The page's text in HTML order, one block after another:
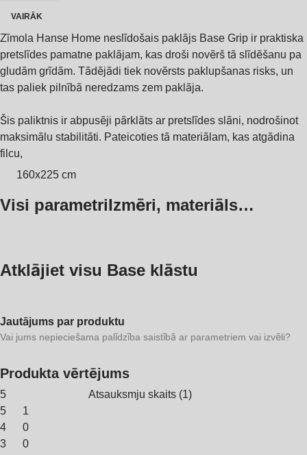
VAIRĀK
Zīmola Hanse Home neslīdošais paklājs Base Grip ir praktiska
pretslīdes pamatne paklājam, kas droši novērš tā slīdēšanu pa
gludām grīdām. Tādējādi tiek novērsts paklupšanas risks, un
tas paliek pilnībā neredzams zem paklāja.
Šis paliktnis ir abpusēji pārklāts ar pretslīdes slāni, nodrošinot
maksimālu stabilitāti. Pateicoties tā materiālam, kas atgādina
filcu,
160x225 cm
Visi parametriIzmēri, materiāls…
Atklājiet visu Base klāstu
Jautājums par produktu
Vai jums nepieciešama palīdzība saistībā ar parametriem vai izvēli?
Produkta vērtējums
5 Atsauksmju skaits (1)
5
1
4
0
3
0